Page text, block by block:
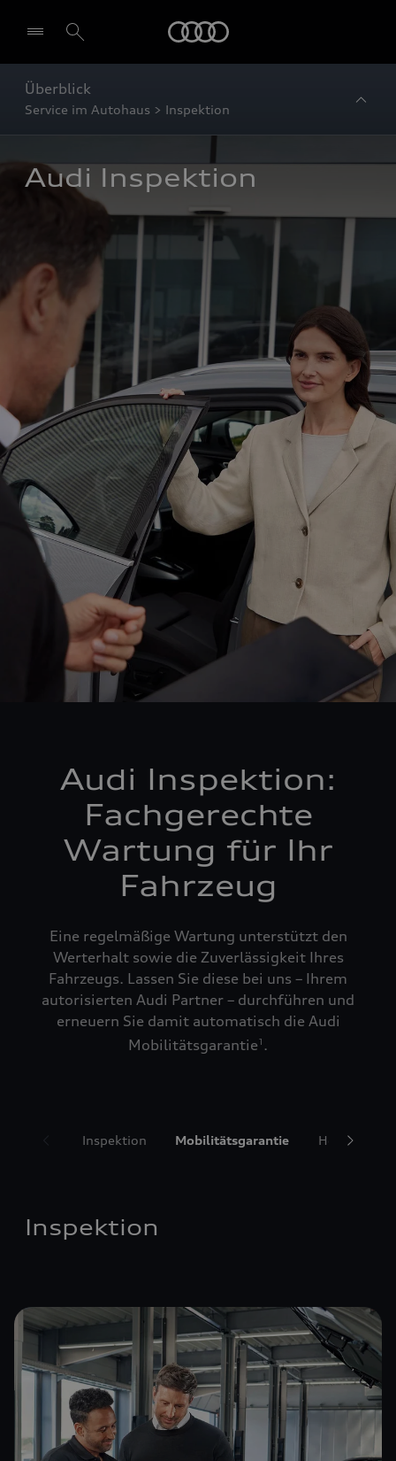
Überblick
Service im Autohaus > Inspektion
Audi Inspektion
Audi Inspektion:
Fachgerechte
Wartung für Ihr
Fahrzeug
Eine regelmäßige Wartung unterstützt den
Werterhalt sowie die Zuverlässigkeit Ihres
Fahrzeugs. Lassen Sie diese bei uns – Ihrem
autorisierten Audi Partner – durchführen und
erneuern Sie damit automatisch die Audi
Mobilitätsgarantie1 .
Inspektion Mobilitätsgarantie Hol- und
Inspektion